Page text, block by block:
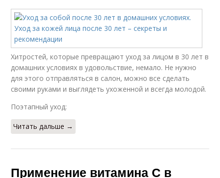
Хитростей, которые превращают уход за лицом в 30 лет в
домашних условиях в удовольствие, немало. Не нужно
для этого отправляться в салон, можно все сделать
своими руками и выглядеть ухоженной и всегда молодой.
Поэтапный уход:
Читать дальше →
Применение витамина С в